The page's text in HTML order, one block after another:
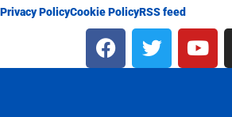
Privacy PolicyCookie PolicyRSS feed